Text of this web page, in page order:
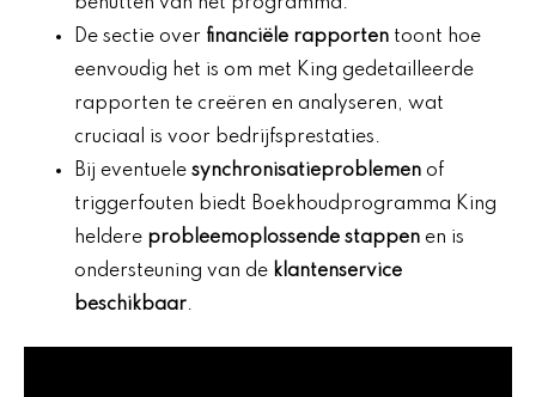
benutten van het programma.
De sectie over financiële rapporten toont hoe
eenvoudig het is om met King gedetailleerde
rapporten te creëren en analyseren, wat
cruciaal is voor bedrijfsprestaties.
Bij eventuele synchronisatieproblemen of
triggerfouten biedt Boekhoudprogramma King
heldere probleemoplossende stappen en is
ondersteuning van de klantenservice
beschikbaar.